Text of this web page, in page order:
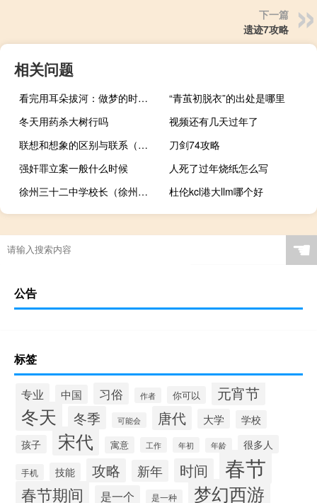
下一篇
遗迹7攻略
相关问题
看完用耳朵拔河：做梦的时候都能被疼哭！
“青茧初脱衣”的出处是哪里
冬天用药杀大树行吗
视频还有几天过年了
联想和想象的区别与联系（联想和想象的区别）
刀剑74攻略
强奸罪立案一般什么时候
人死了过年烧纸怎么写
徐州三十二中学校长（徐州三十二中）
杜伦kcl港大llm哪个好
☚
公告
标签
专业 中国 习俗 作者 你可以 元宵节
冬天 冬季 可能会 唐代 大学
学校
孩子
宋代 寓意 工作 年初 年龄 很多人
手机 技能 攻略 新年 时间 春节
春节期间 是一个 是一种 梦幻西游